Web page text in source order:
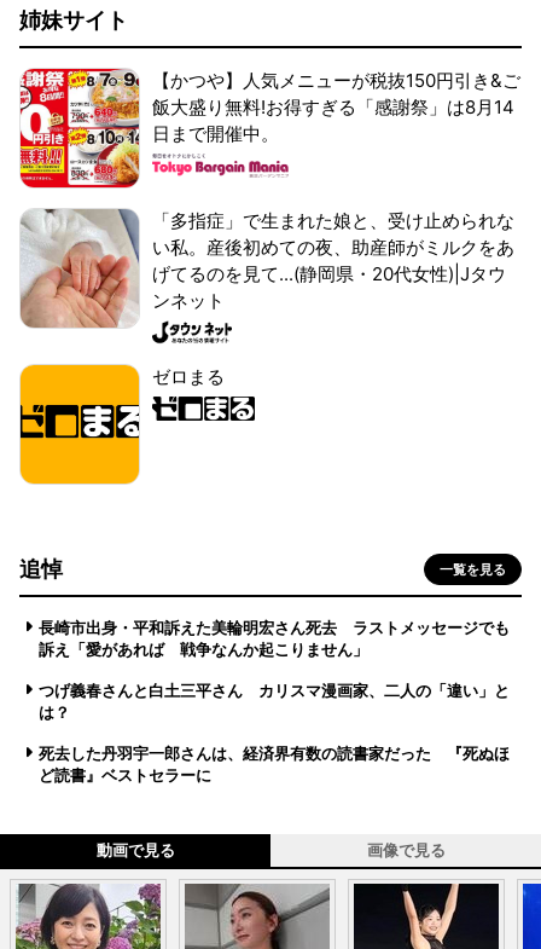
姉妹サイト
【かつや】人気メニューが税抜150円引き&ご
飯大盛り無料!お得すぎる「感謝祭」は8月14
日まで開催中。
「多指症」で生まれた娘と、受け止められな
い私。産後初めての夜、助産師がミルクをあ
げてるのを見て...(静岡県・20代女性)|Jタウ
ンネット
ゼロまる
追悼 一覧を見る
長崎市出身・平和訴えた美輪明宏さん死去 ラストメッセージでも
訴え「愛があれば 戦争なんか起こりません」
つげ義春さんと白土三平さん カリスマ漫画家、二人の「違い」と
は？
死去した丹羽宇一郎さんは、経済界有数の読書家だった 『死ぬほ
ど読書』ベストセラーに
動画で見る 画像で見る